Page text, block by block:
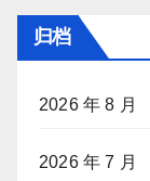
归档
2026 年 8 月
2026 年 7 月